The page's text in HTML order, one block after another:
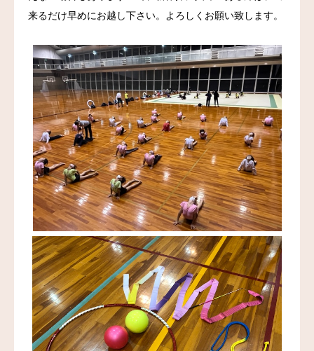
来るだけ早めにお越し下さい。よろしくお願い致します。
お問い合わせ